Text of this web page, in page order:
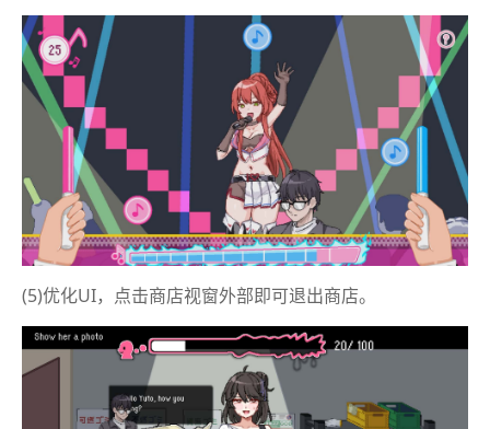
(5)优化UI，点击商店视窗外部即可退出商店。